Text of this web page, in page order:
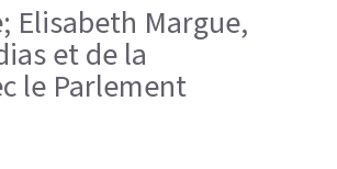
Elisabeth Margue,
et de la
le Parlement